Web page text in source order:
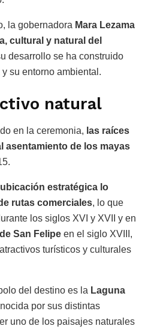
la gobernadora Mara Lezama
cultural y natural del
desarrollo se ha construido
su entorno ambiental.
natural
en la ceremonia, las raíces
asentamiento de los mayas
estratégica lo
rutas comerciales, lo que
los siglos XVI y XVII y en
San Felipe en el siglo XVIII,
turísticos y culturales
del destino es la Laguna
por sus distintas
uno de los paisajes naturales